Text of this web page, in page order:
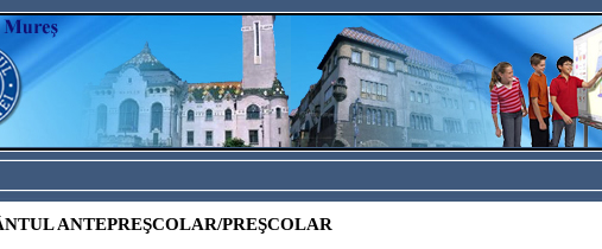
ANTEPREŞCOLAR/PREŞCOLAR